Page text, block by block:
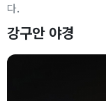
다.
강구안 야경